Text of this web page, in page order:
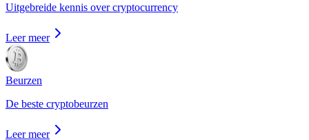
Uitgebreide kennis over cryptocurrency
Leer meer
Beurzen
De beste cryptobeurzen
Leer meer